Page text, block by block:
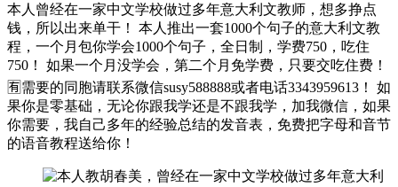
本人曾经在一家中文学校做过多年意大利文教师，想多挣点
钱，所以出来单干！ 本人推出一套1000个句子的意大利文教
程，一个月包你学会1000个句子，全日制，学费750，吃住
750！ 如果一个月没学会，第二个月免学费，只要交吃住费！
🈶需要的同胞请联系微信susy588888或者电话3343959613！ 如
果你是零基础，无论你跟我学还是不跟我学，加我微信，如果
你需要，我自己多年的经验总结的发音表，免费把字母和音节
的语音教程送给你！